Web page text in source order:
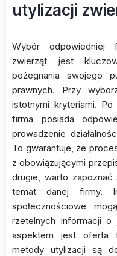
utylizacji
Wybór odpowiedniej
zwierząt jest
pożegnania swojego
prawnych. Przy
istotnymi kryteriami.
firma posiada
prowadzenie
To gwarantuje, że
z obowiązującymi
drugie, warto
temat danej firmy.
społecznościowe
rzetelnych informacji o
aspektem jest oferta
metody utylizacji są